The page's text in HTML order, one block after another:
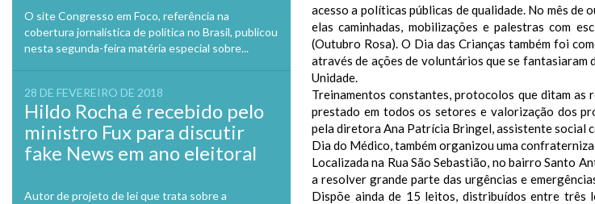
O site Congresso em Foco, referência na
cobertura jornalística de política no Brasil, publicou
nesta segunda-feira matéria especial sobre...
28 DE FEVEREIRO DE 2018
Hildo Rocha é recebido pelo
ministro Fux para discutir
fake News em ano eleitoral
Autor de projeto de lei que trata sobre a
acesso a políticas públicas de qualidade. No mês
elas caminhadas, mobilizações e palestras com
(Outubro Rosa). O Dia das Crianças também foi
através de ações de voluntários que se
Unidade.
Treinamentos constantes, protocolos que ditam as
prestado em todos os setores e valorização dos
pela diretora Ana Patrícia Bringel, assistente social
Dia do Médico, também organizou uma
Localizada na Rua São Sebastião, no bairro Santo
a resolver grande parte das urgências e
Dispõe ainda de 15 leitos, distribuídos entre três